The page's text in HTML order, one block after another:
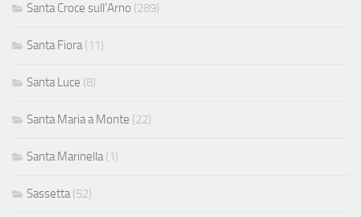
Santa Croce sull'Arno (289)
Santa Fiora (11)
Santa Luce (8)
Santa Maria a Monte (22)
Santa Marinella (1)
Sassetta (52)